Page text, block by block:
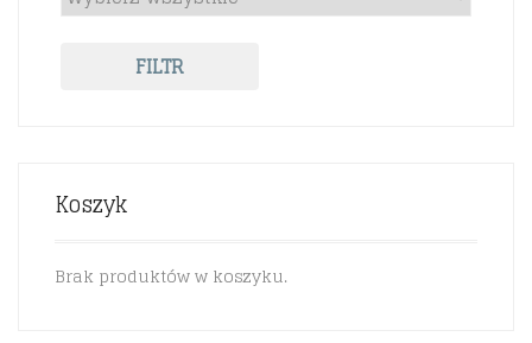
FILTR
Koszyk
Brak produktów w koszyku.